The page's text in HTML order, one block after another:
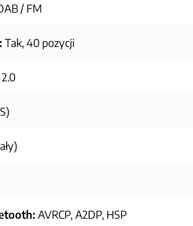
/ FM
Tak, 40 pozycji
2.0
AVRCP, A2DP, HSP